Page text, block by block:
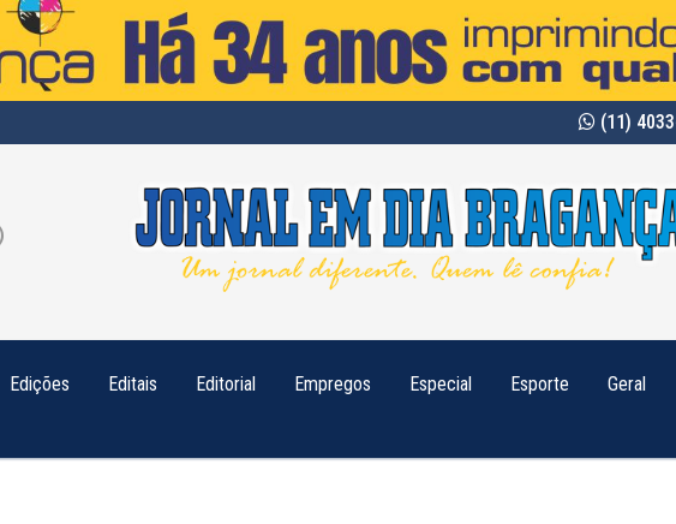
(11)
Edições Editais Editorial Empregos Especial Esporte Geral